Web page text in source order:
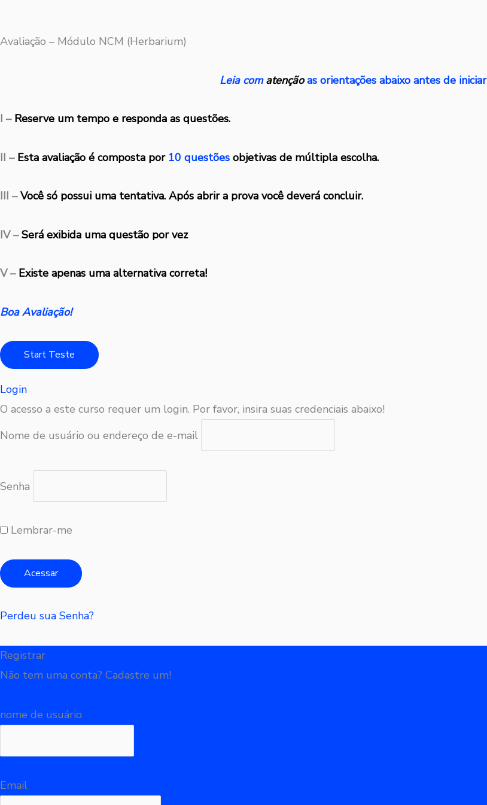
Avaliação – Módulo NCM (Herbarium)
Leia comatençãoas orientações abaixo antes de iniciar
I – Reserve um tempo e responda as questões.
II – Esta avaliação é composta por 10 questões objetivas de múltipla escolha.
III –Você só possui uma tentativa. Após abrir a prova você deverá concluir.
IV –Será exibida uma questão por vez
V – Existe apenas uma alternativa correta!
Boa Avaliação!
Login
O acesso a este curso requer um login. Por favor, insira suas credenciais abaixo!
Nome de usuário ou endereço de e-mail
Senha
Lembrar-me
Perdeu sua Senha?
Registrar
Não tem uma conta? Cadastre um!
nome de usuário
Email